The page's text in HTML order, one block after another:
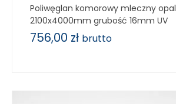
Poliwęglan komorowy mleczny opal
2100x4000mm grubość 16mm UV
756,00 zł brutto